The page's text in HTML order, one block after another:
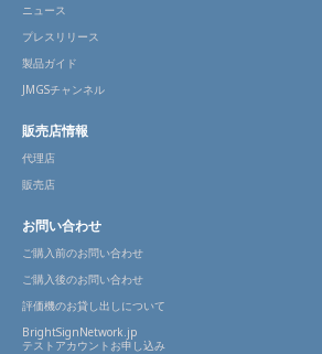
ニュース
プレスリリース
製品ガイド
JMGSチャンネル
販売店情報
代理店
販売店
お問い合わせ
ご購入前のお問い合わせ
ご購入後のお問い合わせ
評価機のお貸し出しについて
BrightSignNetwork.jp
テストアカウントお申し込み